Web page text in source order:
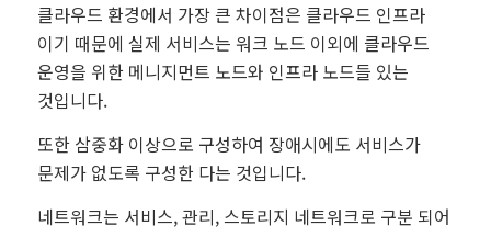
클라우드 환경에서 가장 큰 차이점은 클라우드 인프라
이기 때문에 실제 서비스는 워크 노드 이외에 클라우드
운영을 위한 메니지먼트 노드와 인프라 노드들 있는
것입니다.
또한 삼중화 이상으로 구성하여 장애시에도 서비스가
문제가 없도록 구성한 다는 것입니다.
네트워크는 서비스, 관리, 스토리지 네트워크로 구분 되어